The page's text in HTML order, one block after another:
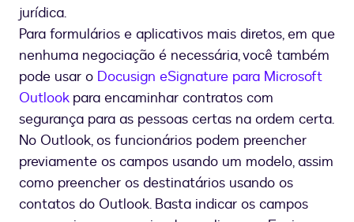
jurídica.
Para formulários e aplicativos mais diretos, em que
nenhuma negociação é necessária, você também
pode usar o Docusign eSignature para Microsoft
Outlookpara encaminhar contratos com
segurança para as pessoas certas na ordem certa.
No Outlook, os funcionários podem preencher
previamente os campos usando um modelo, assim
como preencher os destinatários usando os
contatos do Outlook. Basta indicar os campos